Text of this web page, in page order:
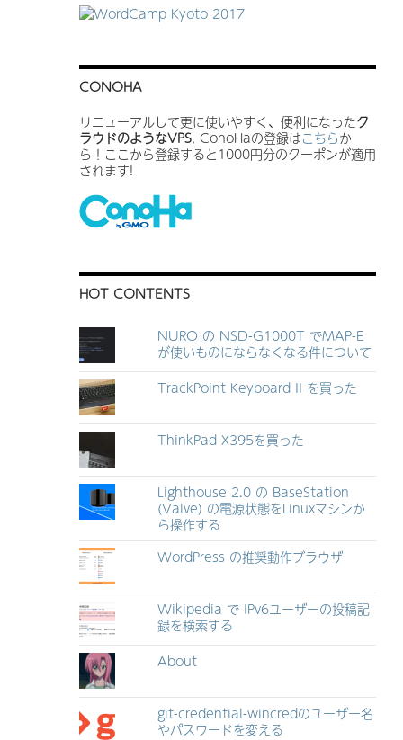
CONOHA
リニューアルして更に使いやすく、便利になったク
ラウドのようなVPS, ConoHaの登録はこちらか
ら！ここから登録すると1000円分のクーポンが適用
されます!
HOT CONTENTS
NURO の NSD-G1000T でMAP-E
が使いものにならなくなる件について
TrackPoint Keyboard II を買った
ThinkPad X395を買った
Lighthouse 2.0 の BaseStation
(Valve) の電源状態をLinuxマシンか
ら操作する
WordPress の推奨動作ブラウザ
Wikipedia で IPv6ユーザーの投稿記
録を検索する
About
git-credential-wincredのユーザー名
やパスワードを変える